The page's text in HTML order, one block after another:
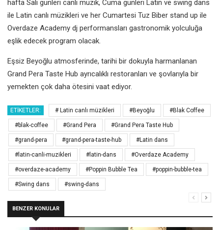
hafta Salı günleri canlı müzik, Cuma günleri Latin ve swing dans
ile Latin canlı müzikleri ve her Cumartesi Tuz Biber stand up ile
Overdaze Academy dj performansları gastronomik yolculuğa
eşlik edecek program olacak.
Eşsiz Beyoğlu atmosferinde, tarihi bir dokuyla harmanlanan
Grand Pera Taste Hub ayrıcalıklı restoranları ve şovlarıyla bir
yemekten çok daha ötesini vaat ediyor.
ETIKETLER: # Latin canlı müzikleri #Beyoğlu #Blak Coffee
#blak-coffee #Grand Pera #Grand Pera Taste Hub
#grand-pera #grand-pera-taste-hub #Latin dans
#latin-canli-muzikleri #latin-dans #Overdaze Academy
#overdaze-academy #Poppin Bubble Tea #poppin-bubble-tea
#Swing dans #swing-dans
BENZER KONULAR